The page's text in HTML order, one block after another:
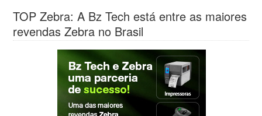
TOP Zebra: A Bz Tech está entre as maiores
revendas Zebra no Brasil